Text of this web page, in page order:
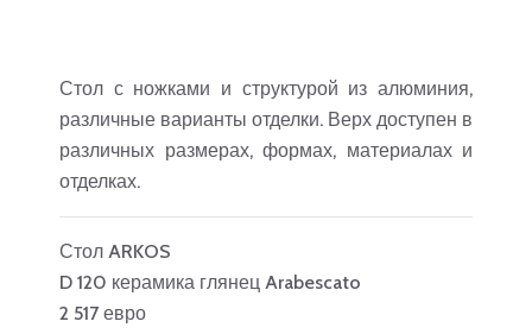
Стол с ножками и структурой из алюминия,
различные варианты отделки. Верх доступен в
различных размерах, формах, материалах и
отделках.
Стол ARKOS
D 120 керамика глянец Arabescato
2 517 евро